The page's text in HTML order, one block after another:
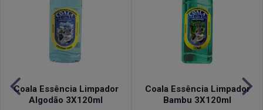
Coala Essência Limpador
Algodão 3X120ml
Coala Essência Limpador
Bambu 3X120ml